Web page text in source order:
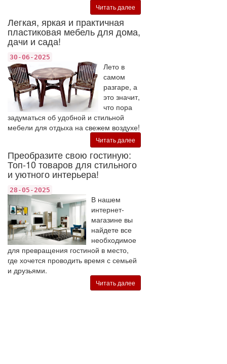
Читать далее
Легкая, яркая и практичная
пластиковая мебель для дома,
дачи и сада!
30-06-2025
Лето в
самом
разгаре, а
это значит,
что пора
задуматься об удобной и стильной
мебели для отдыха на свежем воздухе!
Читать далее
Преобразите свою гостиную:
Топ-10 товаров для стильного
и уютного интерьера!
28-05-2025
В нашем
интернет-
магазине вы
найдете все
необходимое
для превращения гостиной в место,
где хочется проводить время с семьей
и друзьями.
Читать далее